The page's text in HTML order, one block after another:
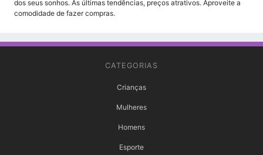
dos seus sonhos. As últimas tendências, preços atrativos. Aproveite a
comodidade de fazer compras.
CATEGORIAS
Crianças
Mulheres
Homens
Esporte